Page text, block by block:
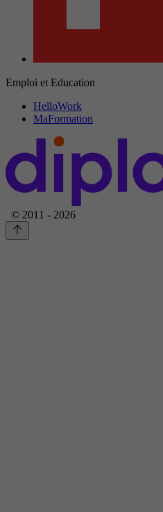
Emploi et Education
HelloWork
MaFormation
© 2011 - 2026